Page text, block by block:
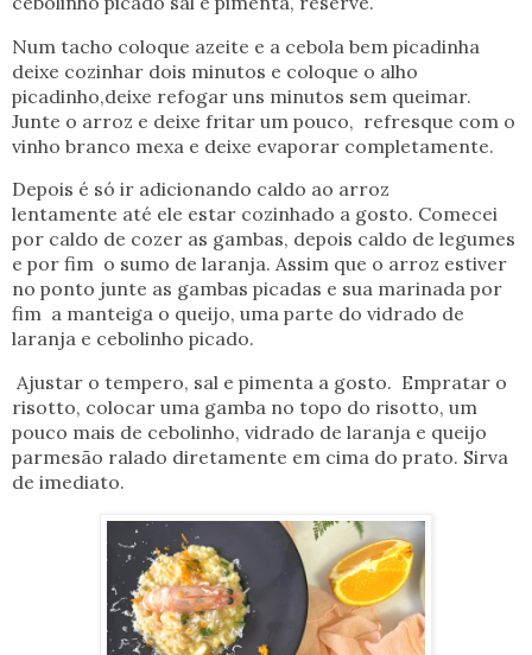
Num tacho coloque azeite e a cebola bem picadinha
deixe cozinhar dois minutos e coloque o alho
picadinho,deixe refogar uns minutos sem queimar.
Junte o arroz e deixe fritar um pouco, refresque com o
vinho branco mexa e deixe evaporar completamente.
Depois é só ir adicionando caldo ao arroz
lentamente até ele estar cozinhado a gosto. Comecei
por caldo de cozer as gambas, depois caldo de legumes
e por fim o sumo de laranja. Assim que o arroz estiver
no ponto junte as gambas picadas e sua marinada por
fim a manteiga o queijo, uma parte do vidrado de
laranja e cebolinho picado.
Ajustar o tempero, sal e pimenta a gosto. Empratar o
risotto, colocar uma gamba no topo do risotto, um
pouco mais de cebolinho, vidrado de laranja e queijo
parmesão ralado diretamente em cima do prato. Sirva
de imediato.